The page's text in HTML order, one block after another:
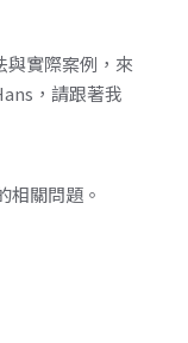
與實際案例，來
，請跟著我
相關問題。